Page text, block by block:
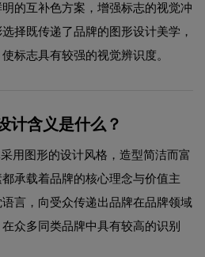
的互补色方案，增强标志的视觉冲
择既传递了品牌的图形设计美学，
标志具有较强的视觉辨识度。
计含义是什么？
用图形的设计风格，造型简洁而富
承载着品牌的核心理念与价值主
言，向受众传递出品牌在品牌领域
众多同类品牌中具有较高的识别